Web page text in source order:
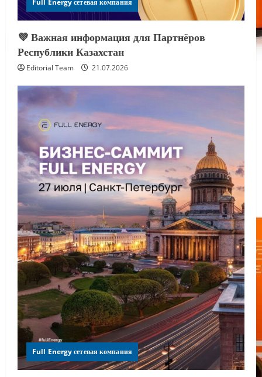
💜 Важная информация для Партнёров
Республики Казахстан
Editorial Team 21.07.2026
Full Energy сетевая компания